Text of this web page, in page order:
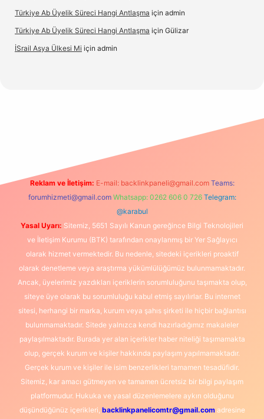
Türkiye Ab Üyelik Süreci Hangi Antlaşma için admin
Türkiye Ab Üyelik Süreci Hangi Antlaşma için Gülizar
İSrail Asya Ülkesi Mi için admin
Reklam ve İletişim: E-mail: backlinkpaneli@gmail.com Teams:
forumhizmeti@gmail.com Whatsapp: 0262 606 0 726 Telegram:
@karabul
Yasal Uyarı: Sitemiz, 5651 Sayılı Kanun gereğince Bilgi Teknolojileri
ve İletişim Kurumu (BTK) tarafından onaylanmış bir Yer Sağlayıcı
olarak hizmet vermektedir. Bu nedenle, sitedeki içerikleri proaktif
olarak denetleme veya araştırma yükümlülüğümüz bulunmamaktadır.
Ancak, üyelerimiz yazdıkları içeriklerin sorumluluğunu taşımakta olup,
siteye üye olarak bu sorumluluğu kabul etmiş sayılırlar. Bu internet
sitesi, herhangi bir marka, kurum veya şahıs şirketi ile hiçbir bağlantısı
bulunmamaktadır. Sitede yalnızca kendi hazırladığımız makaleler
paylaşılmaktadır. Burada yer alan içerikler haber niteliği taşımamakta
olup, gerçek kurum ve kişiler hakkında paylaşım yapılmamaktadır.
Gerçek kurum ve kişiler ile isim benzerlikleri tamamen tesadüfidir.
Sitemiz, kar amacı gütmeyen ve tamamen ücretsiz bir bilgi paylaşım
platformudur. Hukuka ve yasal düzenlemelere aykırı olduğunu
düşündüğünüz içerikleri, backlinkpanelicomtr@gmail.comadresine